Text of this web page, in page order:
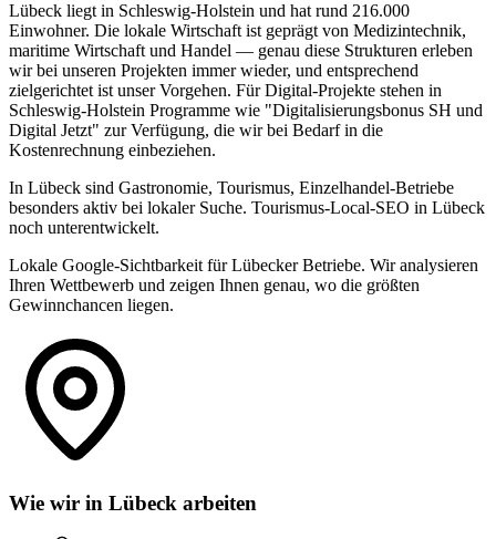
Lübeck liegt in Schleswig-Holstein und hat rund 216.000
Einwohner. Die lokale Wirtschaft ist geprägt von Medizintechnik,
maritime Wirtschaft und Handel — genau diese Strukturen erleben
wir bei unseren Projekten immer wieder, und entsprechend
zielgerichtet ist unser Vorgehen. Für Digital-Projekte stehen in
Schleswig-Holstein Programme wie "Digitalisierungsbonus SH und
Digital Jetzt" zur Verfügung, die wir bei Bedarf in die
Kostenrechnung einbeziehen.
In Lübeck sind Gastronomie, Tourismus, Einzelhandel-Betriebe
besonders aktiv bei lokaler Suche. Tourismus-Local-SEO in Lübeck
noch unterentwickelt.
Lokale Google-Sichtbarkeit für Lübecker Betriebe. Wir analysieren
Ihren Wettbewerb und zeigen Ihnen genau, wo die größten
Gewinnchancen liegen.
Wie wir in Lübeck arbeiten